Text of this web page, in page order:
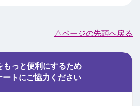
△ページの先頭へ戻る
もっと便利にするため
ートにご協力ください